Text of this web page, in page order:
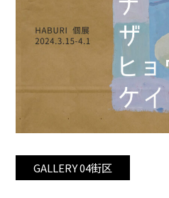
GALLERY 04街区